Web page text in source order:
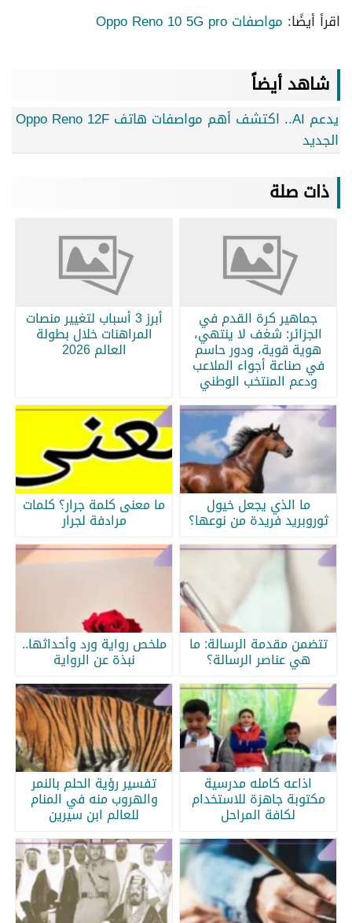
اقرأ أيضًا: مواصفات Oppo Reno 10 5G pro
شاهد أيضاً
يدعم AI.. اكتشف أهم مواصفات هاتف Oppo Reno 12F
الجديد
ذات صلة
جماهير كرة القدم في
الجزائر: شغف لا ينتهي،
هوية قوية، ودور حاسم
في صناعة أجواء الملاعب
ودعم المنتخب الوطني
أبرز 3 أسباب لتغيير منصات
المراهنات خلال بطولة
العالم 2026
ما الذي يجعل خيول
ثوروبريد فريدة من نوعها؟
ما معنى كلمة جرار؟ كلمات
مرادفة لجرار
تتضمن مقدمة الرسالة: ما
هي عناصر الرسالة؟
ملخص رواية ورد وأحداثها..
نبذة عن الرواية
اذاعه كامله مدرسية
مكتوبة جاهزة للاستخدام
لكافة المراحل
تفسير رؤية الحلم بالنمر
والهروب منه في المنام
للعالم ابن سيرين